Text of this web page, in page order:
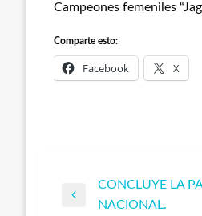
Campeones femeniles
Comparte esto:
Facebook X
Entrada
CONCLUYE LA
NACIONAL.